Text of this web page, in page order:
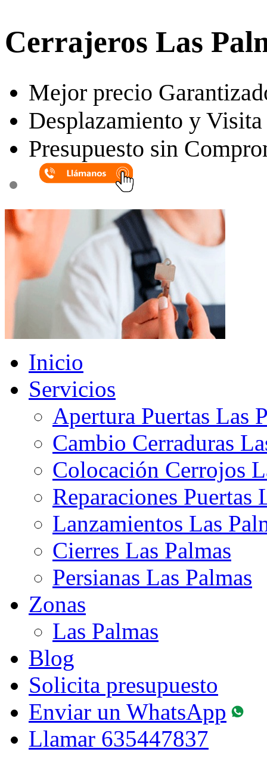
Cerrajeros Las
Mejor precio
Desplazamiento y
Presupuesto sin
Inicio
Servicios
Apertura Puertas Las
Cambio Cerraduras
Colocación Cerrojos
Reparaciones Puertas
Lanzamientos Las
Cierres Las Palmas
Persianas Las Palmas
Zonas
Las Palmas
Blog
Solicita presupuesto
Enviar un WhatsApp
Llamar 635447837